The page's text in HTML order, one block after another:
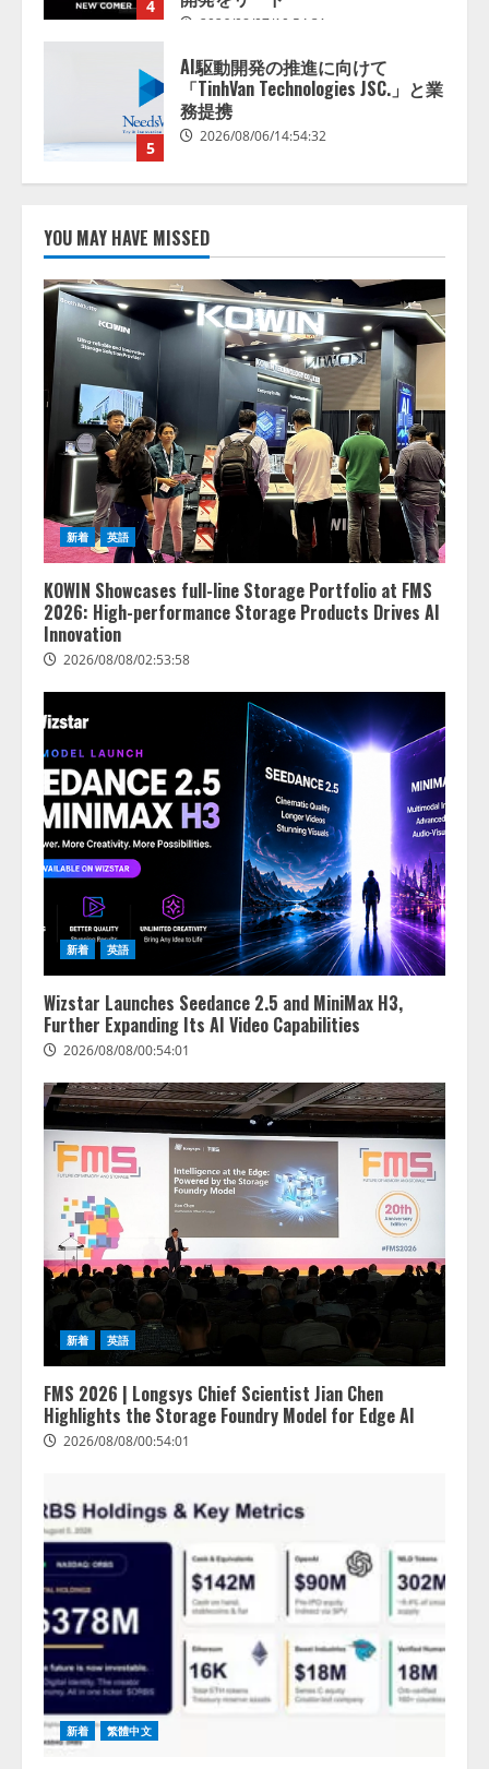
2026/08/07/10:54:31
5
AI駆動開発の推進に向けて
「TinhVan Technologies JSC.」と業
務提携
2026/08/06/14:54:32
1
スに関する記者発表会を開催
2026/08/07/17:53:45
2
lmessage、MCP接続機能を強化
し、AIから設定操作できる機能を
拡充
2026/08/07/13:53:50
3
【2026年企業のAI導入・活用に関
する調査】AIを組織として導入で
きている企業は26.8％。AI導入企
業の68.0％が、自社でのAI導入・
活用は「上手くいっている」と回
2026/08/07/13:53:50
ナレッジワーク、AIエンジニア油
井 誠（@myui）が入社。「セール
スAIエージェントOS」「営業領域
の業界特化LLM」の開発とAI研究
開発をリード
2026/08/07/10:54:31
YOU MAY HAVE MISSED
新着 英語
KOWIN Showcases full-line Storage Portfolio at FMS
2026: High-performance Storage Products Drives AI
Innovation
2026/08/08/02:53:58
新着 英語
Wizstar Launches Seedance 2.5 and MiniMax H3,
Further Expanding Its AI Video Capabilities
2026/08/08/00:54:01
新着 英語
FMS 2026 | Longsys Chief Scientist Jian Chen
Highlights the Storage Foundry Model for Edge AI
2026/08/08/00:54:01
新着 繁體中文